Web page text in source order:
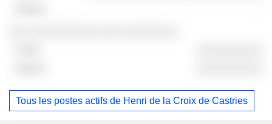
Tous les postes actifs de Henri de la Croix de Castries